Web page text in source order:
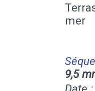
mer
9,5
Date :